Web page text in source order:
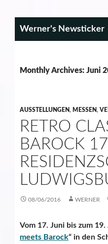
Werner's Newsticker
Monthly Archives: Juni
AUSSTELLUNGEN, MESSEN,
RETRO
BAROCK
08/06/2016 WERNER
Vom 17. Juni bis zum
meets Barock“ in den